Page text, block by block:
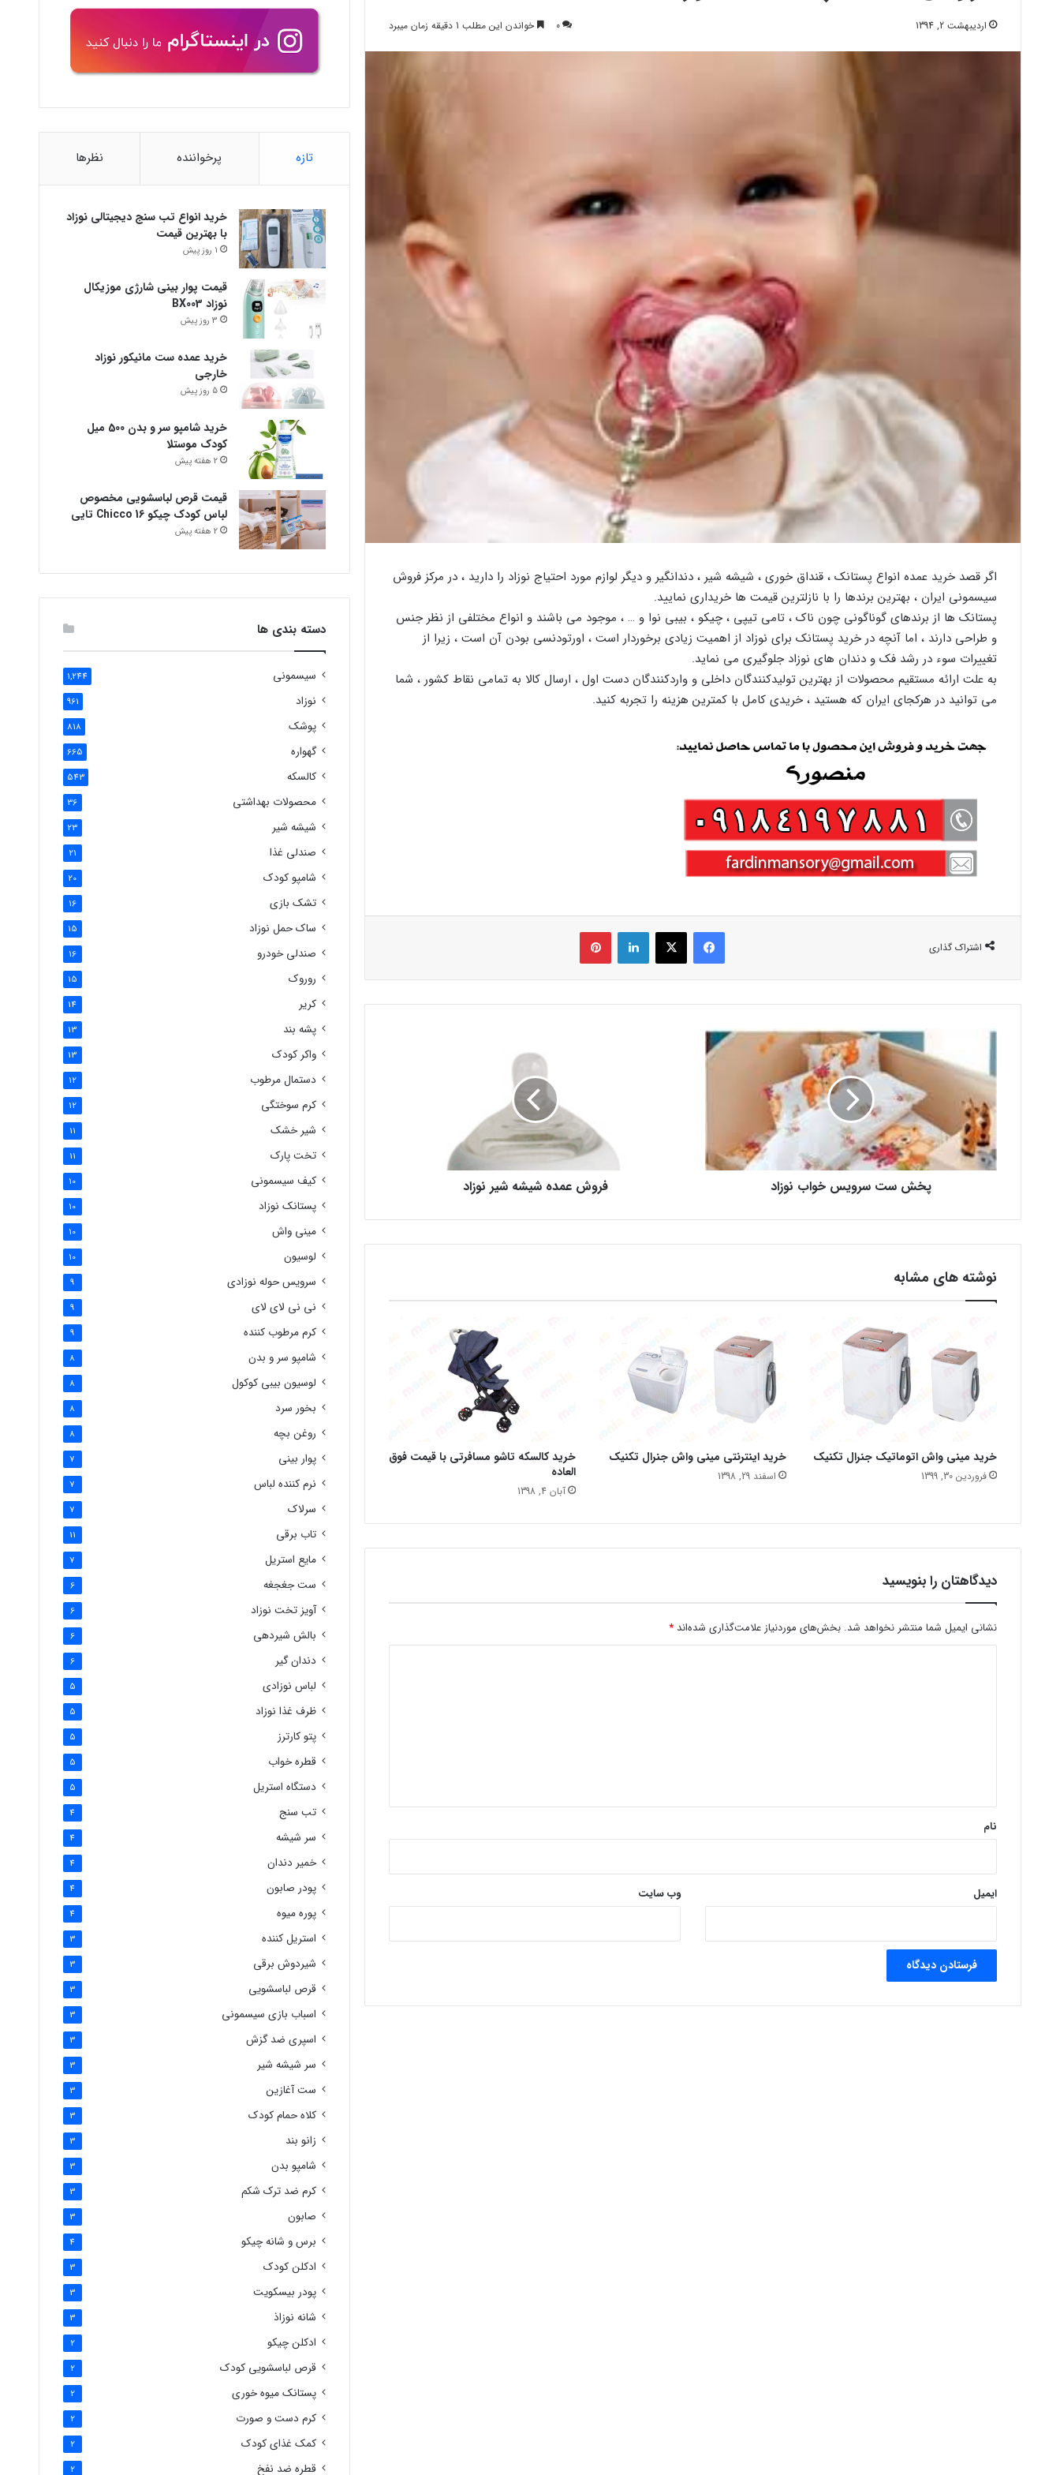
اردیبهشت 2, 1394 0 خواندن این مطلب 1 دقیقه زمان میبرد
اگر قصد خرید عمده انواع پستانک ، قنداق خوری ، شیشه شیر ، دندانگیر و دیگر لوازم مورد احتیاج نوزاد را دارید ، در مرکز فروش
سیسمونی ایران ، بهترین برندها را با نازلترین قیمت ها خریداری نمایید.
پستانک ها از برندهای گوناگونی چون ناک ، تامی تیپی ، چیکو ، بیبی نوا و … ، موجود می باشند و انواع مختلفی از نظر جنس
و طراحی دارند ، اما آنچه در خرید پستانک برای نوزاد از اهمیت زیادی برخوردار است ، اورتودنسی بودن آن است ، زیرا از
تغییرات سوء در رشد فک و دندان های نوزاد جلوگیری می نماید.
به علت ارائه مستقیم محصولات از بهترین تولیدکنندگان داخلی و واردکنندگان دست اول ، ارسال کالا به تمامی نقاط کشور ، شما
می توانید در هرکجای ایران که هستید ، خریدی کامل با کمترین هزینه را تجربه کنید.
اشتراک گذاری
فیس بوک X لینکدین ‫پین‌ترست
پخش ست سرویس خواب نوزاد فروش عمده شیشه شیر نوزاد
نوشته های مشابه
خرید مینی واش اتوماتیک جنرال تکنیک
فروردین 30, 1399
خرید اینترنتی مینی واش جنرال تکنیک
اسفند 29, 1398
خرید کالسکه تاشو مسافرتی با قیمت فوق
العاده
آبان 4, 1398
دیدگاهتان را بنویسید
نشانی ایمیل شما منتشر نخواهد شد. بخش‌های موردنیاز علامت‌گذاری شده‌اند *
نام
ایمیل وب‌ سایت
تازه پرخواننده نظرها
خرید انواع تب سنج دیجیتالی نوزاد
با بهترین قیمت
1 روز پیش
قیمت پوار بینی شارژی موزیکال
نوزاد BX003
3 روز پیش
خرید عمده ست مانیکور نوزاد
خارجی
5 روز پیش
خرید شامپو سر و بدن 500 میل
کودک موستلا
2 هفته پیش
قیمت قرص لباسشویی مخصوص
لباس کودک چیکو Chicco 16 تایی
2 هفته پیش
دسته بندی ها
سیسمونی 1,244
نوزاد 961
پوشک 818
گهواره 665
کالسکه 543
محصولات بهداشتی 36
شیشه شیر 23
صندلی غذا 21
شامپو کودک 20
تشک بازی 16
ساک حمل نوزاد 15
صندلی خودرو 16
روروک 15
کریر 14
پشه بند 13
واکر کودک 13
دستمال مرطوب 12
کرم سوختگی 12
شیر خشک 11
تخت پارک 11
کیف سیسمونی 10
پستانک نوزاد 10
مینی واش 10
لوسیون 10
سرویس حوله نوزادی 9
نی نی لای لای 9
کرم مرطوب کننده 9
شامپو سر و بدن 8
لوسیون بیبی کوکول 8
بخور سرد 8
روغن بچه 8
پوار بینی 7
نرم کننده لباس 7
سرلاک 7
تاب برقی 11
مایع استریل 7
ست جغجغه 6
آویز تخت نوزاد 6
بالش شیردهی 6
دندان گیر 6
لباس نوزادی 5
ظرف غذا نوزاد 5
پتو کارترز 5
قطره خواب 5
دستگاه استریل 5
تب سنج 4
سر شیشه 4
خمیر دندان 4
پودر صابون 4
پوره میوه 4
استریل کننده 3
شیردوش برقی 3
قرص لباسشویی 3
اسباب بازی سیسمونی 3
اسپری ضد گزش 3
سر شیشه شیر 3
ست آغازین 3
کلاه حمام کودک 3
زانو بند 3
شامپو بدن 3
کرم ضد ترک شکم 3
صابون 3
برس و شانه چیکو 4
ادکلن کودک 3
پودر بیسکویت 3
شانه نوزاذ 3
ادکلن چیکو 2
قرص لباسشویی کودک 2
پستانک میوه خوری 2
کرم دست و صورت 2
کمک غذای کودک 2
قطره ضد نفخ 2